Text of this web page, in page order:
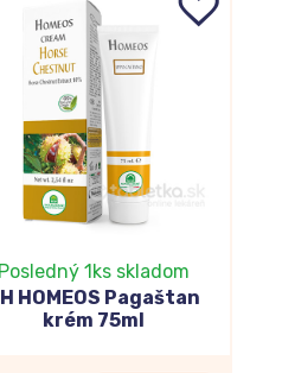
Posledný 1ks skladom
HOMEOS Pagaštan
krém 75ml